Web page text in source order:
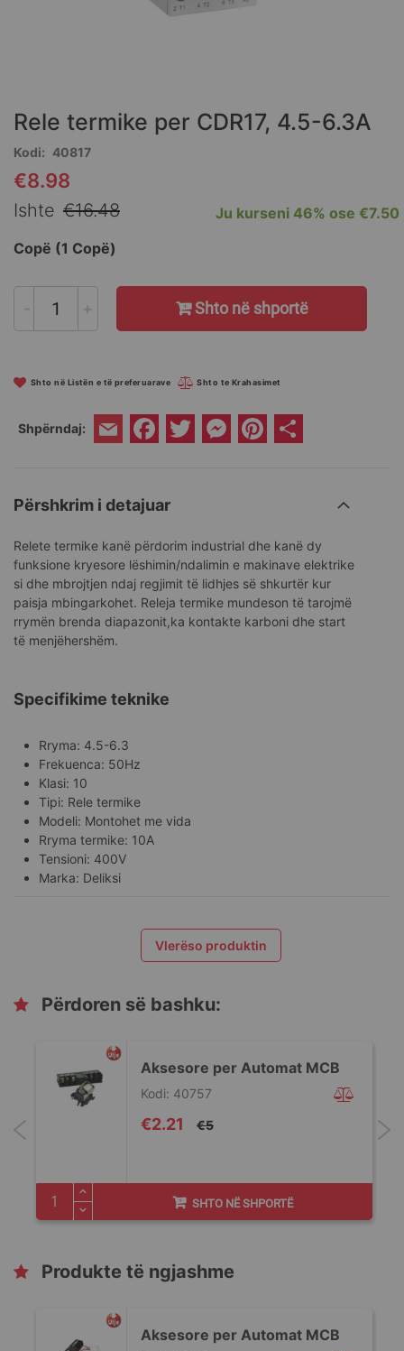
beginning
the
images
gallery
Rele termike per CDR17, 4.5-6.3A
Kodi
40817
Special
€8.98
Ishte €16.48 Ju kurseni 46% ose €7.50
Copë (1 Copë)
- + Shto në shportë
Shto në Listën e të preferuarave Shto te Krahasimet
Shpërndaj: Email Facebook
Twitter Messenger
Pinterest
Përshkrim i detajuar
Relete termike kanë përdorim industrial dhe kanë dy
funksione kryesore lëshimin/ndalimin e makinave elektrike
si dhe mbrojtjen ndaj regjimit të lidhjes së shkurtër kur
paisja mbingarkohet. Releja termike mundeson të tarojmë
rrymën brenda diapazonit,ka kontakte karboni dhe start
të menjëhershëm.
Specifikime teknike
Rryma: 4.5-6.3
Frekuenca: 50Hz
Klasi: 10
Tipi: Rele termike
Modeli: Montohet me vida
Rryma termike: 10A
Tensioni: 400V
Marka: Deliksi
Vlerëso produktin
Përdoren së bashku:
Aksesore per Automat MCB
Special
Price
€2.21 €5
Kodi: 40757
SHTO NË SHPORTË
Produkte të ngjashme
Aksesore per Automat MCB